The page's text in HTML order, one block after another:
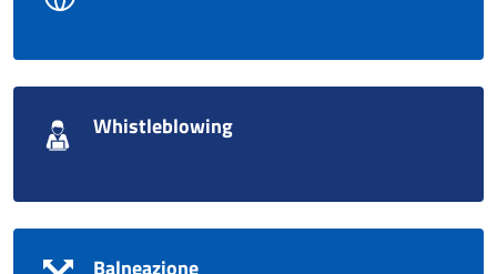
Whistleblowing
Balneazione